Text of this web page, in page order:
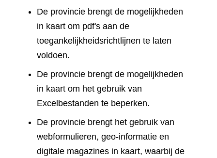
De provincie brengt de mogelijkheden
in kaart om pdf's aan de
toegankelijkheidsrichtlijnen te laten
voldoen.
De provincie brengt de mogelijkheden
in kaart om het gebruik van
Excelbestanden te beperken.
De provincie brengt het gebruik van
webformulieren, geo-informatie en
digitale magazines in kaart, waarbij de